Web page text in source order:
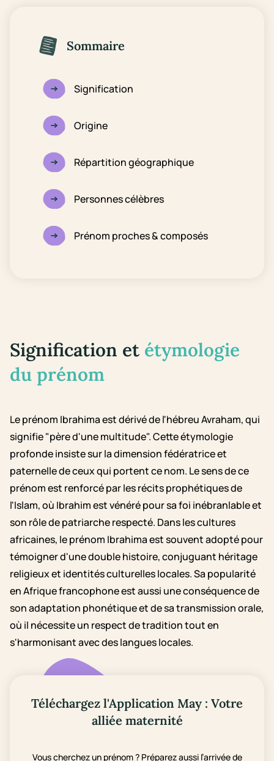
Sommaire
Signification
Origine
Répartition géographique
Personnes célèbres
Prénom proches & composés
Signification et étymologie
du prénom
Le prénom Ibrahima est dérivé de l'hébreu Avraham, qui
signifie "père d'une multitude". Cette étymologie
profonde insiste sur la dimension fédératrice et
paternelle de ceux qui portent ce nom. Le sens de ce
prénom est renforcé par les récits prophétiques de
l'Islam, où Ibrahim est vénéré pour sa foi inébranlable et
son rôle de patriarche respecté. Dans les cultures
africaines, le prénom Ibrahima est souvent adopté pour
témoigner d'une double histoire, conjuguant héritage
religieux et identités culturelles locales. Sa popularité
en Afrique francophone est aussi une conséquence de
son adaptation phonétique et de sa transmission orale,
où il nécessite un respect de tradition tout en
s'harmonisant avec des langues locales.
Téléchargez l'Application May : Votre
alliée maternité
Vous cherchez un prénom ? Préparez aussi l’arrivée de